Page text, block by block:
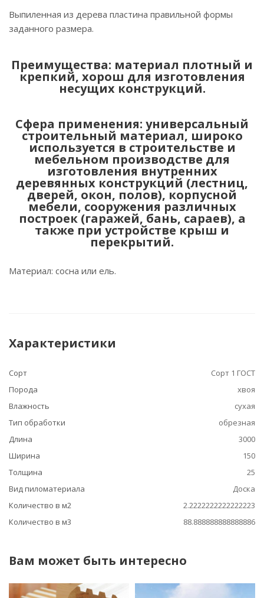
Выпиленная из дерева пластина правильной формы
заданного размера.
Преимущества: материал плотный и
крепкий, хорош для изготовления
несущих конструкций.
Сфера применения: универсальный
строительный материал, широко
используется в строительстве и
мебельном производстве для
изготовления внутренних
деревянных конструкций (лестниц,
дверей, окон, полов), корпусной
мебели, сооружения различных
построек (гаражей, бань, сараев), а
также при устройстве крыш и
перекрытий.
Материал: сосна или ель.
Характеристики
Сорт
Сорт 1 ГОСТ
Порода
хвоя
Влажность
сухая
Тип обработки
обрезная
Длина
3000
Ширина
150
Толщина
25
Вид пиломатериала
Доска
Количество в м2
2.2222222222222223
Количество в м3
88.888888888888886
Вам может быть интересно